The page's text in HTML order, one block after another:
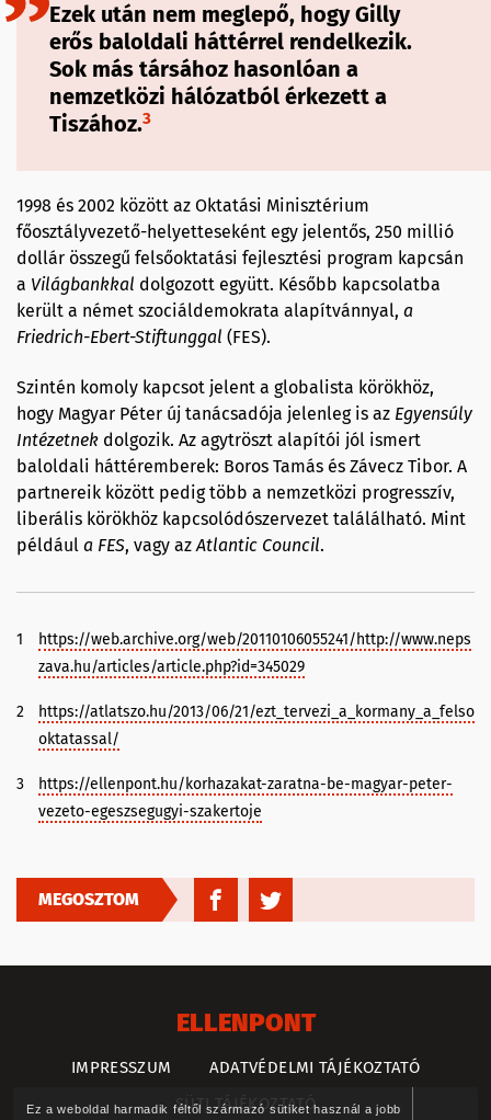
Ez a weboldal harmadik féltől származó sütiket használ a jobb
Ezek után nem meglepő, hogy Gilly
erős baloldali háttérrel rendelkezik.
Sok más társához hasonlóan a
nemzetközi hálózatból érkezett a
Tiszához.3
1998 és 2002 között az Oktatási Minisztérium
főosztályvezető-helyetteseként egy jelentős, 250 millió
dollár összegű felsőoktatási fejlesztési program kapcsán
a Világbankkal dolgozott együtt. Később kapcsolatba
került a német szociáldemokrata alapítvánnyal, a
Friedrich-Ebert-Stiftunggal (FES).
Szintén komoly kapcsot jelent a globalista körökhöz,
hogy Magyar Péter új tanácsadója jelenleg is az Egyensúly
Intézetnek dolgozik. Az agytröszt alapítói jól ismert
baloldali háttéremberek: Boros Tamás és Závecz Tibor. A
partnereik között pedig több a nemzetközi progresszív,
liberális körökhöz kapcsolódószervezet találálható. Mint
például a FES, vagy azAtlantic Council.
1
https://web.archive.org/web/20110106055241/http://www.neps
zava.hu/articles/article.php?id=345029
2
https://atlatszo.hu/2013/06/21/ezt_tervezi_a_kormany_a_felso
oktatassal/
3
https://ellenpont.hu/korhazakat-zaratna-be-magyar-peter-
vezeto-egeszsegugyi-szakertoje
MEGOSZTOM
ELLENPONT
IMPRESSZUM
ADATVÉDELMI TÁJÉKOZTATÓ
SÜTI TÁJÉKOZTATÓ